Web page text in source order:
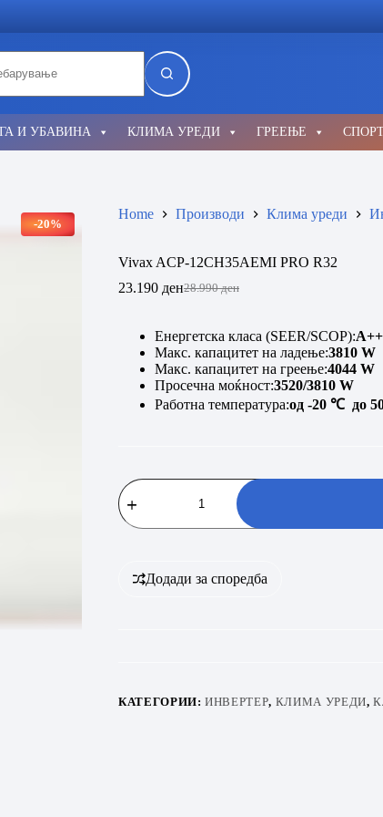
И УБАВИНА КЛИМА УРЕДИ ГРЕЕЊЕ
-20%
Home Производи Клима уреди
Vivax ACP-12CH35AEMI PRO R32
28.990ден
Original
28.990 ден.
23.190 денCurrent
23.190 ден.
Енергетска класа (SEER/SCOP):A
Макс. капацитет на ладење:3810 W
Макс. капацитет на греење:4044 W
Просечна моќност:3520/3810 W
Работна температура:од -20 ℃до
Vivax
ACP-
12CH35AEMI
PRO
Додади за споредба
КАТЕГОРИИ:ИНВЕРТЕР, КЛИМА УРЕДИ,